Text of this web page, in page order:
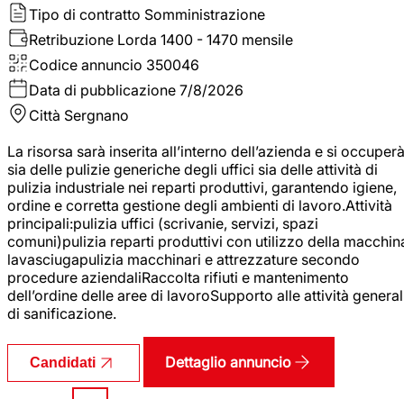
Tipo di contratto Somministrazione
Retribuzione Lorda 1400 - 1470 mensile
Codice annuncio 350046
Data di pubblicazione 7/8/2026
Città Sergnano
La risorsa sarà inserita all’interno dell’azienda e si occuperà
sia delle pulizie generiche degli uffici sia delle attività di
pulizia industriale nei reparti produttivi, garantendo igiene,
ordine e corretta gestione degli ambienti di lavoro.Attività
principali:pulizia uffici (scrivanie, servizi, spazi
comuni)pulizia reparti produttivi con utilizzo della
lavasciugapulizia macchinari e attrezzature secondo
procedure aziendaliRaccolta rifiuti e mantenimento
dell’ordine delle aree di lavoroSupporto alle attività
di sanificazione.
Candidati Dettaglio annuncio